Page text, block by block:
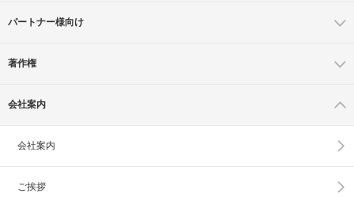
パートナー様向け
著作権
会社案内
会社案内
ご挨拶